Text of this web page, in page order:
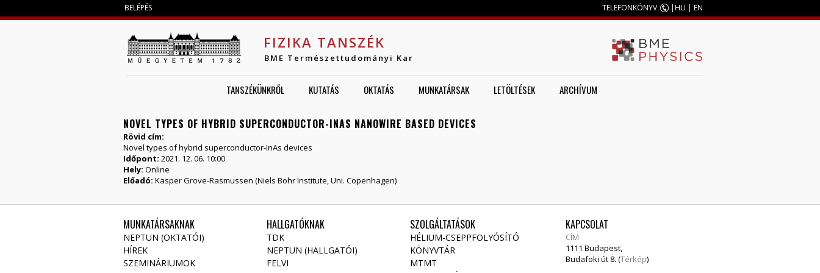
BELÉPÉS TELEFONKÖNYV |HU | EN
FIZIKA TANSZÉK
BME Természettudományi Kar
TANSZÉKÜNKRŐL KUTATÁS OKTATÁS MUNKATÁRSAK LETÖLTÉSEK ARCHÍVUM
NOVEL TYPES OF HYBRID SUPERCONDUCTOR-INAS NANOWIRE BASED DEVICES
Rövid cím:
Novel types of hybrid superconductor-InAs devices
Időpont: 2021. 12. 06. 10:00
Hely: Online
Előadó: Kasper Grove-Rasmussen (Niels Bohr Institute, Uni. Copenhagen)
MUNKATÁRSAKNAK
NEPTUN (OKTATÓI)
HÍREK
SZEMINÁRIUMOK
HALLGATÓKNAK
TDK
NEPTUN (HALLGATÓI)
FELVI
SZOLGÁLTATÁSOK
HÉLIUM-CSEPPFOLYÓSÍTÓ
KÖNYVTÁR
MTMT
KAPCSOLAT
CÍM
1111 Budapest,
Budafoki út 8. (Térkép)